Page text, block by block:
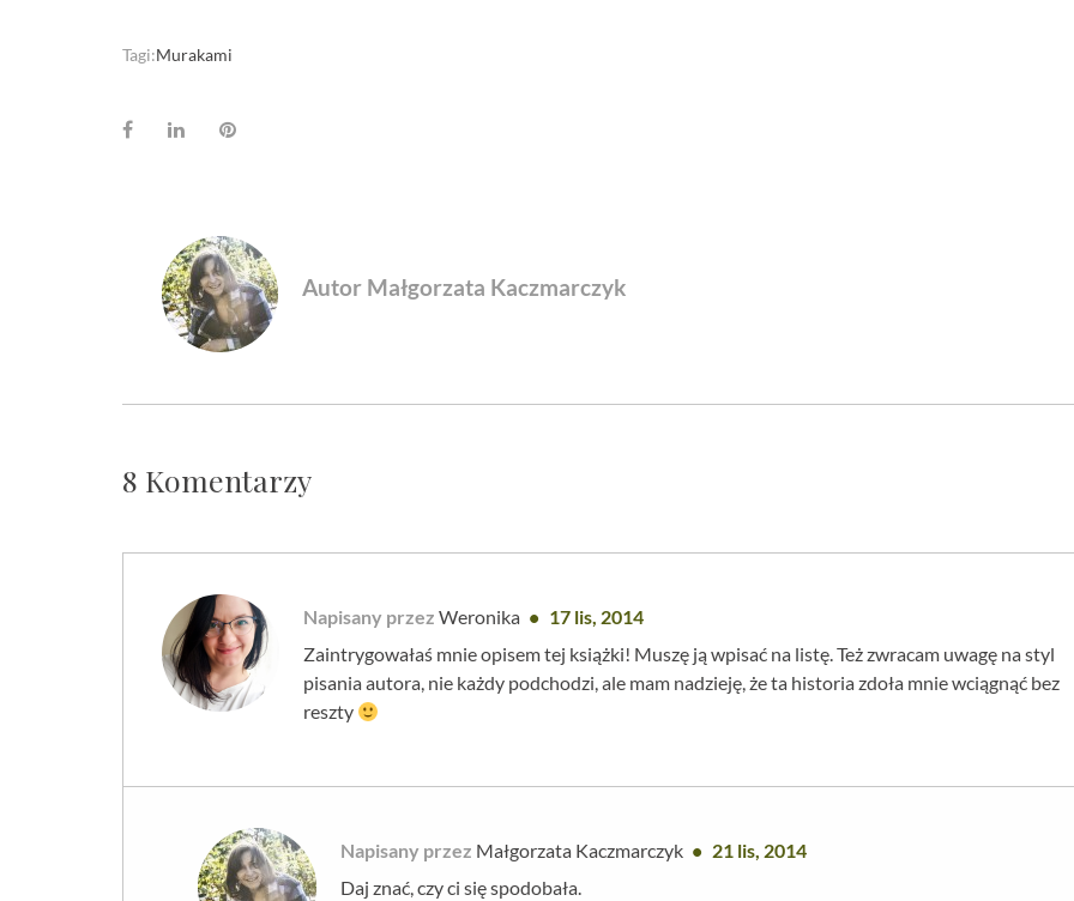
Tagi:Murakami
FacebookLinkedInPinterest
Autor Małgorzata Kaczmarczyk
8 Komentarzy
Napisany przez Weronika
17 lis, 2014
Zaintrygowałaś mnie opisem tej książki! Muszę ją wpisać na listę. Też zwracam uwagę na styl
pisania autora, nie każdy podchodzi, ale mam nadzieję, że ta historia zdoła mnie wciągnąć bez
reszty
Napisany przez Małgorzata Kaczmarczyk
21 lis, 2014
Daj znać, czy ci się spodobała.